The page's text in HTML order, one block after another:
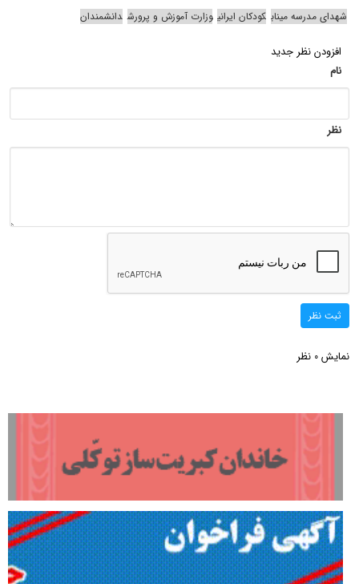
شهدای مدرسه میناب کودکان ایرانی وزارت آموزش و پرورش دانشمندان
افزودن نظر جدید
نام
نظر
ثبت نظر
نمایش 0 نظر